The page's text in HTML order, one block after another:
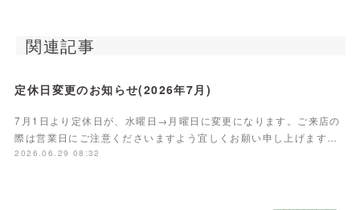
関連記事
定休日変更のお知らせ(2026年7月)
7月1日より定休日が、水曜日→月曜日に変更になります。ご来店の
際は営業日にご注意くださいますよう宜しくお願い申し上げます…
2026.06.29 08:32